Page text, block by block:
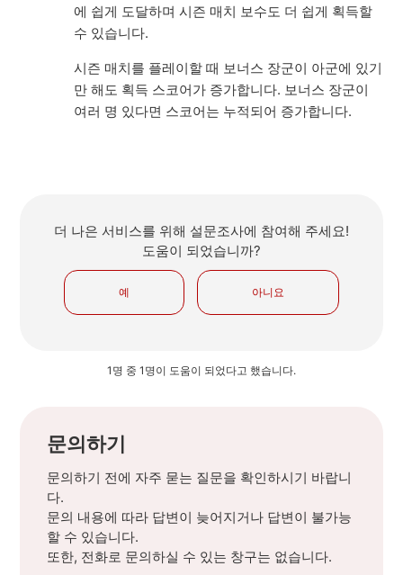
에 쉽게 도달하며 시즌 매치 보수도 더 쉽게 획득할
수 있습니다.
시즌 매치를 플레이할 때 보너스 장군이 아군에 있기
만 해도 획득 스코어가 증가합니다. 보너스 장군이
여러 명 있다면 스코어는 누적되어 증가합니다.
더 나은 서비스를 위해 설문조사에 참여해 주세요!
도움이 되었습니까?
예 아니요
1명 중 1명이 도움이 되었다고 했습니다.
문의하기
문의하기 전에 자주 묻는 질문을 확인하시기 바랍니
다.
문의 내용에 따라 답변이 늦어지거나 답변이 불가능
할 수 있습니다.
또한, 전화로 문의하실 수 있는 창구는 없습니다.